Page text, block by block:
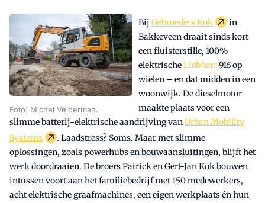
Foto: Michel Velderman.
Bij Gebroeders Kok
in
Bakkeveen draait sinds kort
een fluisterstille, 100%
elektrischeLiebherr916 op
wielen – en dat midden in een
woonwijk. De dieselmotor
maakte plaats voor een
slimme batterij-elektrische aandrijving vanUrban Mobility
Systems
. Laadstress? Soms. Maar met slimme
oplossingen, zoals powerhubs en bouwaansluitingen, blijft het
werk doordraaien. De broers Patrick en Gert-Jan Kok bouwen
intussen voort aan het familiebedrijf met 150 medewerkers,
acht elektrische graafmachines, een eigen werkplaats én hun